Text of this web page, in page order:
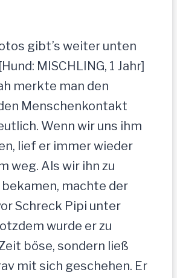
gibt’s weiter unten
MISCHLING, 1 Jahr]
merkte man den
Menschenkontakt
Wenn wir uns ihm
lief er immer wieder
weg. Als wir ihn zu
machte der
Schreck Pipi unter
wurde er zu
böse, sondern ließ
mit sich geschehen. Er